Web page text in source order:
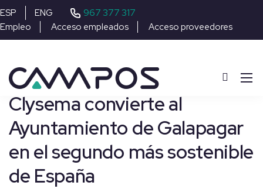
ESP ENG 967 377 317
Empleo Acceso empleados Acceso proveedores
Clysema convierte al
Ayuntamiento de Galapagar
en el segundo más sostenible
de España